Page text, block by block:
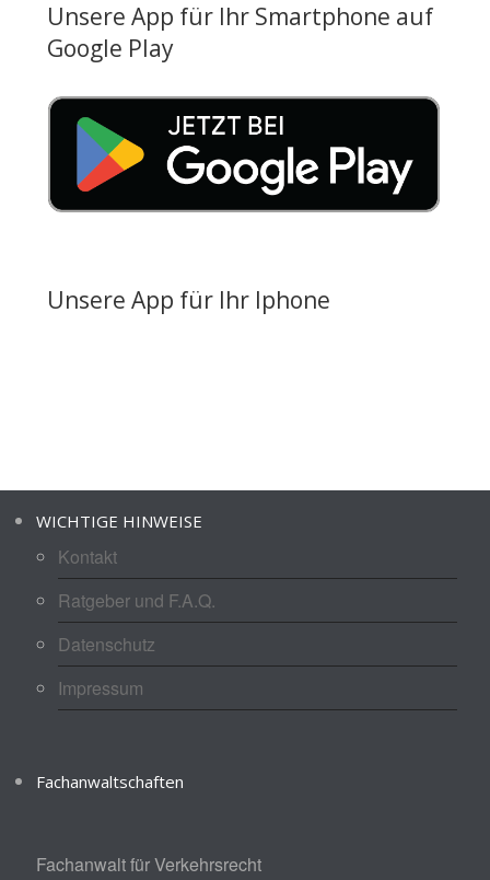
Unsere App für Ihr Smartphone auf
Google Play
Unsere App für Ihr Iphone
WICHTIGE HINWEISE
Kontakt
Ratgeber und F.A.Q.
Datenschutz
Impressum
Fachanwaltschaften
Fachanwalt für Verkehrsrecht